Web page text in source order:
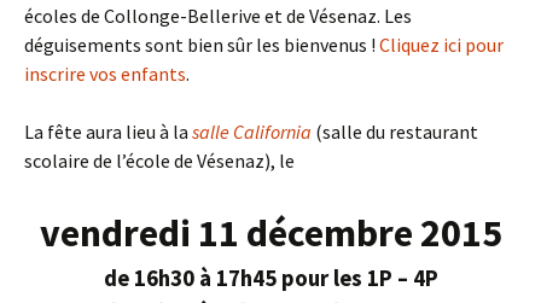
écoles de Collonge-Bellerive et de Vésenaz. Les
déguisements sont bien sûr les bienvenus ! Cliquez ici pour
inscrire vos enfants.
La fête aura lieu à la salle California (salle du restaurant
scolaire de l’école de Vésenaz), le
vendredi 11 décembre 2015
de 16h30 à 17h45 pour les 1P – 4P